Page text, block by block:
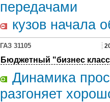
передачами
кузов начала
ГАЗ 31105
Бюджетный "бизнес
Динамика
разгоняет